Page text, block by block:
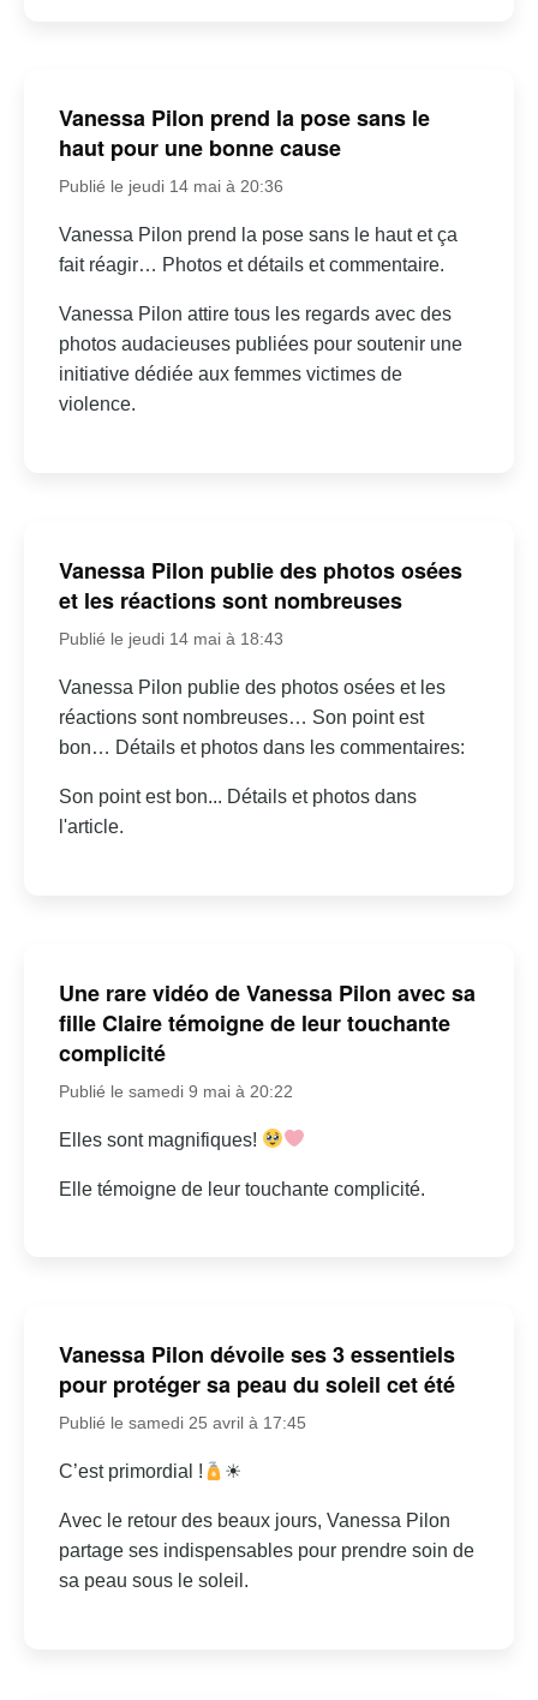
Vanessa Pilon prend la pose sans le
haut pour une bonne cause
Publié le jeudi 14 mai à 20:36
Vanessa Pilon prend la pose sans le haut et ça
fait réagir… Photos et détails et commentaire.
Vanessa Pilon attire tous les regards avec des
photos audacieuses publiées pour soutenir une
initiative dédiée aux femmes victimes de
violence.
Vanessa Pilon publie des photos osées
et les réactions sont nombreuses
Publié le jeudi 14 mai à 18:43
Vanessa Pilon publie des photos osées et les
réactions sont nombreuses… Son point est
bon… Détails et photos dans les commentaires:
Son point est bon... Détails et photos dans
l'article.
Une rare vidéo de Vanessa Pilon avec sa
fille Claire témoigne de leur touchante
complicité
Publié le samedi 9 mai à 20:22
Elles sont magnifiques!
Elle témoigne de leur touchante complicité.
Vanessa Pilon dévoile ses 3 essentiels
pour protéger sa peau du soleil cet été
Publié le samedi 25 avril à 17:45
C’est primordial ! ☀
Avec le retour des beaux jours, Vanessa Pilon
partage ses indispensables pour prendre soin de
sa peau sous le soleil.